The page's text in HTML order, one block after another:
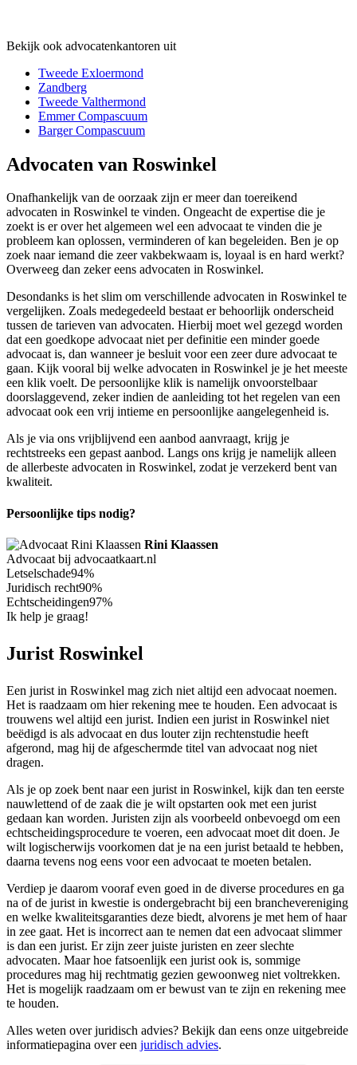
Bekijk ook advocatenkantoren uit
Tweede Exloermond
Zandberg
Tweede Valthermond
Emmer Compascuum
Barger Compascuum
Advocaten van Roswinkel
Onafhankelijk van de oorzaak zijn er meer dan toereikend
advocaten in Roswinkel te vinden. Ongeacht de expertise die je
zoekt is er over het algemeen wel een advocaat te vinden die je
probleem kan oplossen, verminderen of kan begeleiden. Ben je op
zoek naar iemand die zeer vakbekwaam is, loyaal is en hard werkt?
Overweeg dan zeker eens advocaten in Roswinkel.
Desondanks is het slim om verschillende advocaten in Roswinkel te
vergelijken. Zoals medegedeeld bestaat er behoorlijk onderscheid
tussen de tarieven van advocaten. Hierbij moet wel gezegd worden
dat een goedkope advocaat niet per definitie een minder goede
advocaat is, dan wanneer je besluit voor een zeer dure advocaat te
gaan. Kijk vooral bij welke advocaten in Roswinkel je je het meeste
een klik voelt. De persoonlijke klik is namelijk onvoorstelbaar
doorslaggevend, zeker indien de aanleiding tot het regelen van een
advocaat ook een vrij intieme en persoonlijke aangelegenheid is.
Als je via ons vrijblijvend een aanbod aanvraagt, krijg je
rechtstreeks een gepast aanbod. Langs ons krijg je namelijk alleen
de allerbeste advocaten in Roswinkel, zodat je verzekerd bent van
kwaliteit.
Persoonlijke tips nodig?
Rini Klaassen
Advocaat bij advocaatkaart.nl
Letselschade94%
Juridisch recht90%
Echtscheidingen97%
Ik help je graag!
Jurist Roswinkel
Een jurist in Roswinkel mag zich niet altijd een advocaat noemen.
Het is raadzaam om hier rekening mee te houden. Een advocaat is
trouwens wel altijd een jurist. Indien een jurist in Roswinkel niet
beëdigd is als advocaat en dus louter zijn rechtenstudie heeft
afgerond, mag hij de afgeschermde titel van advocaat nog niet
dragen.
Als je op zoek bent naar een jurist in Roswinkel, kijk dan ten eerste
nauwlettend of de zaak die je wilt opstarten ook met een jurist
gedaan kan worden. Juristen zijn als voorbeeld onbevoegd om een
echtscheidingsprocedure te voeren, een advocaat moet dit doen. Je
wilt logischerwijs voorkomen dat je na een jurist betaald te hebben,
daarna tevens nog eens voor een advocaat te moeten betalen.
Verdiep je daarom vooraf even goed in de diverse procedures en ga
na of de jurist in kwestie is ondergebracht bij een branchevereniging
en welke kwaliteitsgaranties deze biedt, alvorens je met hem of haar
in zee gaat. Het is incorrect aan te nemen dat een advocaat slimmer
is dan een jurist. Er zijn zeer juiste juristen en zeer slechte
advocaten. Maar hoe fatsoenlijk een jurist ook is, sommige
procedures mag hij rechtmatig gezien gewoonweg niet voltrekken.
Het is mogelijk raadzaam om er bewust van te zijn en rekening mee
te houden.
Alles weten over juridisch advies? Bekijk dan eens onze uitgebreide
informatiepagina over een juridisch advies.